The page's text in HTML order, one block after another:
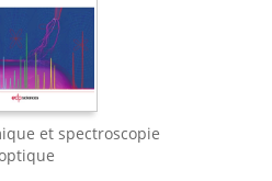
et spectroscopie